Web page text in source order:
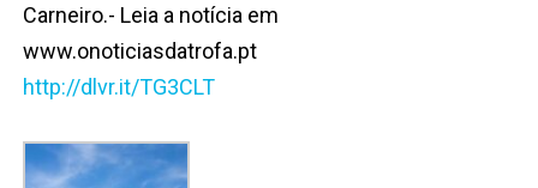
Carneiro.- Leia a notícia em
www.onoticiasdatrofa.pt
http://dlvr.it/TG3CLT